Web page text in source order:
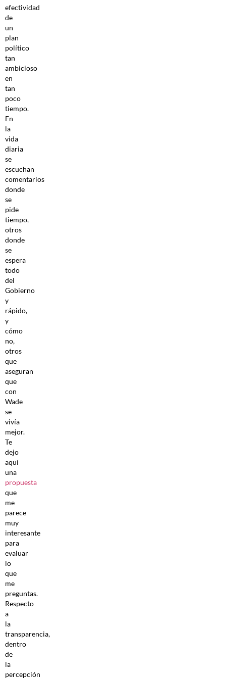
efectividad
de
un
plan
político
tan
ambicioso
en
tan
poco
tiempo.
En
la
vida
diaria
se
escuchan
comentarios
donde
se
pide
tiempo,
otros
donde
se
espera
todo
del
Gobierno
y
rápido,
y
cómo
no,
otros
que
aseguran
que
con
Wade
se
vivía
mejor.
Te
dejo
aquí
una
propuesta
que
me
parece
muy
interesante
para
evaluar
lo
que
me
preguntas.
Respecto
a
la
transparencia,
dentro
de
la
percepción